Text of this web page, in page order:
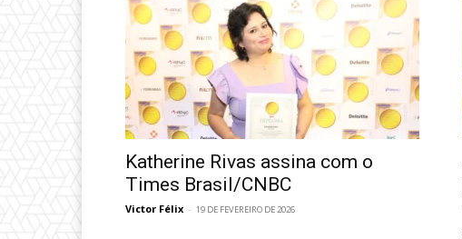
Katherine Rivas assina com o
Times Brasil/CNBC
Victor Félix - 19 DE FEVEREIRO DE 2026